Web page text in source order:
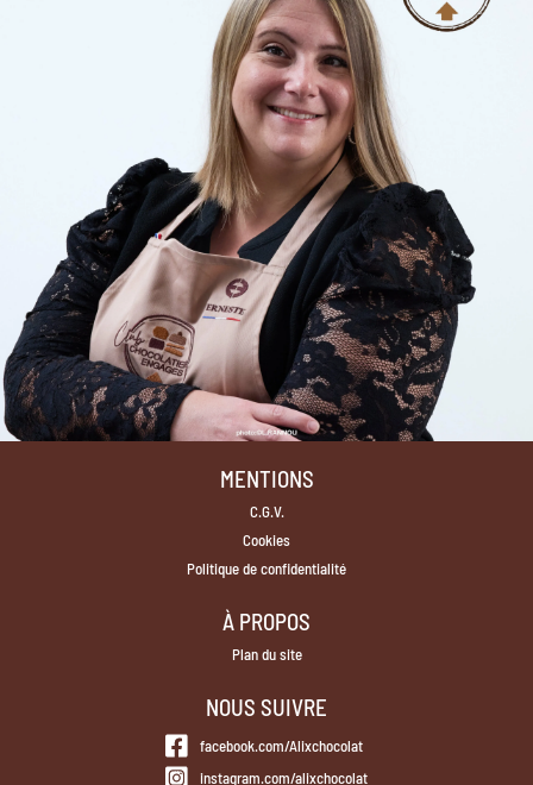
MENTIONS
C.G.V.
Cookies
Politique de confidentialité
À PROPOS
Plan du site
NOUS SUIVRE
facebook.com/Alixchocolat
instagram.com/alixchocolat